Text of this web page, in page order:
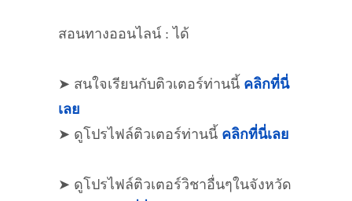
สอนทางออนไลน์ : ได้
➤ สนใจเรียนกับติวเตอร์ท่านนี้ คลิกที่นี่
เลย
➤ ดูโปรไฟล์ติวเตอร์ท่านนี้ คลิกที่นี่เลย
➤ ดูโปรไฟล์ติวเตอร์วิชาอื่นๆในจังหวัด